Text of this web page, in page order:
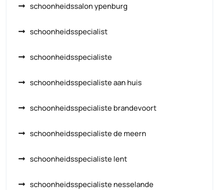
schoonheidssalon ypenburg
schoonheidsspecialist
schoonheidsspecialiste
schoonheidsspecialiste aan huis
schoonheidsspecialiste brandevoort
schoonheidsspecialiste de meern
schoonheidsspecialiste lent
schoonheidsspecialiste nesselande